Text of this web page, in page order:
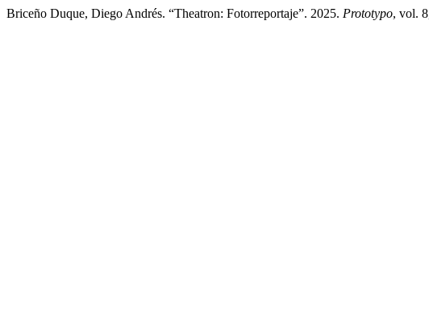
Briceño Duque, Diego Andrés. “Theatron: Fotorreportaje”. 2025. Prototypo, vol.